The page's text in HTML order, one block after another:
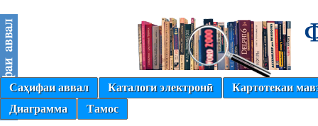
Саҳифаи аввал Каталоги электронӣ
Картотекаи
Диаграмма
Тамос